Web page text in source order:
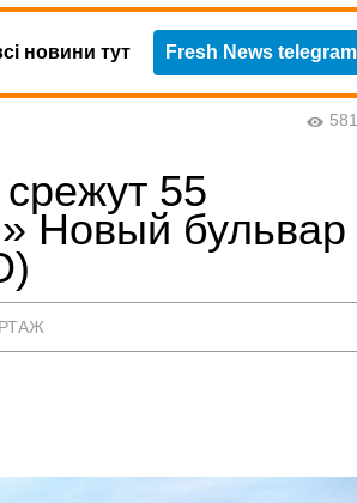
новини тут Fresh News telegram
55
Новый бульвар